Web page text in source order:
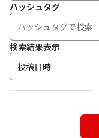
ハッシュタグ
検索結果表示
投稿日時